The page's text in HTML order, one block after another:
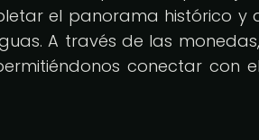
el panorama histórico y
A través de las
conectar con